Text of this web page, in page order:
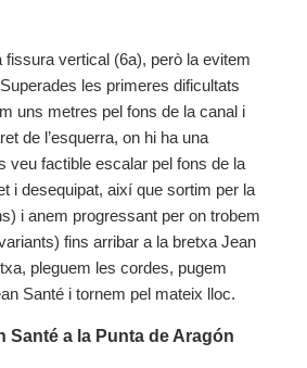
fissura vertical (6a), però la evitem
les primeres dificultats
uns metres pel fons de la canal i
de l’esquerra, on hi ha una
veu factible escalar pel fons de la
i desequipat, així que sortim per la
i anem progressant per on trobem
fins arribar a la bretxa Jean
pleguem les cordes, pugem
Santé i tornem pel mateix lloc.
Santé a la Punta de Aragón